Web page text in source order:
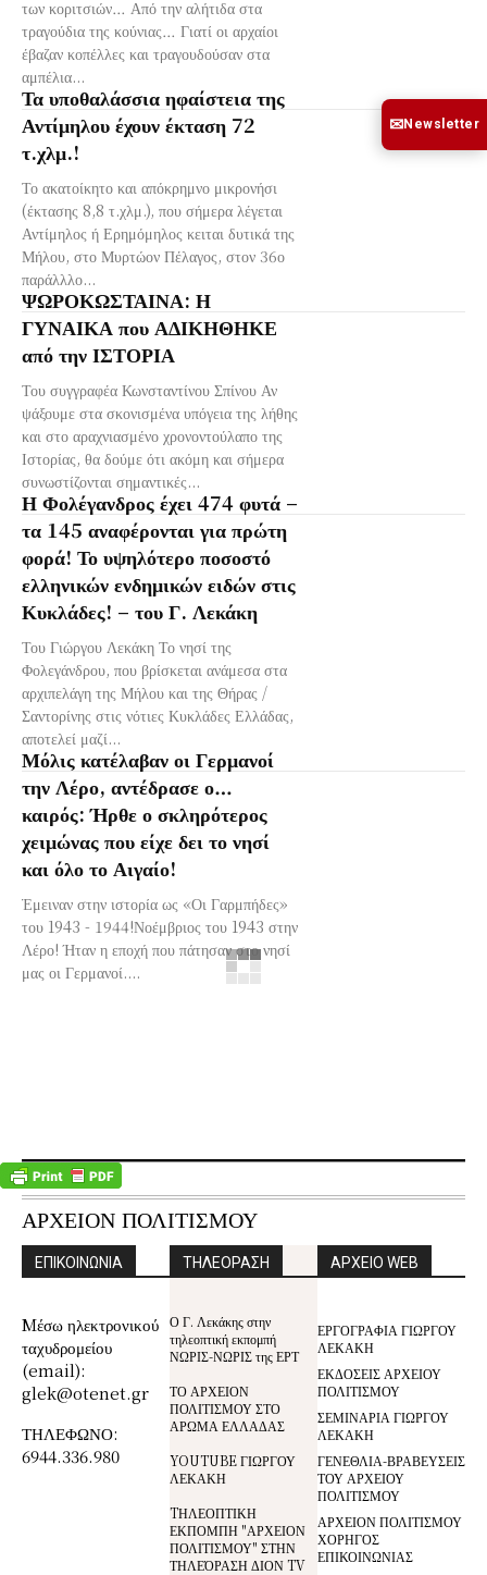
των κοριτσιών… Από την αλήτιδα στα
τραγούδια της κούνιας… Γιατί οι αρχαίοι
έβαζαν κοπέλλες και τραγουδούσαν στα
αμπέλια...
Τα υποθαλάσσια ηφαίστεια της
Αντίμηλου έχουν έκταση 72
τ.χλμ.!
Το ακατοίκητο και απόκρημνο μικρονήσι
(έκτασης 8,8 τ.χλμ.), που σήμερα λέγεται
Αντίμηλος ή Ερημόμηλος κειται δυτικά της
Μήλου, στο Μυρτώον Πέλαγος, στον 36ο
παράλλλο...
ΨΩΡΟΚΩΣΤΑΙΝΑ: Η
ΓΥΝΑΙΚΑ που ΑΔΙΚΗΘΗΚΕ
από την ΙΣΤΟΡΙΑ
Του συγγραφέα Κωνσταντίνου Σπίνου Αν
ψάξουμε στα σκονισμένα υπόγεια της λήθης
και στο αραχνιασμένο χρονοντούλαπο της
Ιστορίας, θα δούμε ότι ακόμη και σήμερα
συνωστίζονται σημαντικές...
Η Φολέγανδρος έχει 474 φυτά –
τα 145 αναφέρονται για πρώτη
φορά! Το υψηλότερο ποσοστό
ελληνικών ενδημικών ειδών στις
Κυκλάδες! – του Γ. Λεκάκη
Του Γιώργου Λεκάκη Το νησί της
Φολεγάνδρου, που βρίσκεται ανάμεσα στα
αρχιπελάγη της Μήλου και της Θήρας /
Σαντορίνης στις νότιες Κυκλάδες Ελλάδας,
αποτελεί μαζί...
Μόλις κατέλαβαν οι Γερμανοί
την Λέρο, αντέδρασε ο…
καιρός: Ήρθε ο σκληρότερος
χειμώνας που είχε δει το νησί
και όλο το Αιγαίο!
Έμειναν στην ιστορία ως «Οι Γαρμπήδες»
του 1943 - 1944!Νοέμβριος του 1943 στην
Λέρο! Ήταν η εποχή που πάτησαν στο νησί
μας οι Γερμανοί....
ΑΡΧΕΙΟΝ ΠΟΛΙΤΙΣΜΟΥ
ΕΠΙΚΟΙΝΩΝΙΑ
Mέσω ηλεκτρονικού
ταχυδρομείου
(email):
glek@otenet.gr
ΤΗΛΕΦΩΝΟ:
6944.336.980
ΤΗΛΕΟΡΑΣΗ
Ο Γ. Λεκάκης στην
τηλεοπτική εκπομπή
ΝΩΡΙΣ-ΝΩΡΙΣ της ΕΡΤ
ΤΟ ΑΡΧΕΙΟΝ
ΠΟΛΙΤΙΣΜΟΥ ΣΤΟ
ΑΡΩΜΑ ΕΛΛΑΔΑΣ
YOUTUBE ΓΙΩΡΓΟΥ
ΛΕΚΑΚΗ
TΗΛΕΟΠΤΙΚΗ
ΕΚΠΟΜΠΗ "ΑΡΧΕΙΟΝ
ΠΟΛΙΤΙΣΜΟΥ" ΣΤΗΝ
ΤΗΛΕΌΡΑΣΗ ΔΙΟΝ TV
ΑΡΧΕΙΟ WEB
ΕΡΓΟΓΡΑΦΙΑ ΓΙΩΡΓΟΥ
ΛΕΚΑΚΗ
ΕΚΔΟΣΕΙΣ ΑΡΧΕΙΟΥ
ΠΟΛΙΤΙΣΜΟΥ
ΣΕΜΙΝΑΡΙΑ ΓΙΩΡΓΟΥ
ΛΕΚΑΚΗ
ΓΕΝΕΘΛΙΑ-ΒΡΑΒΕΥΣΕΙΣ
ΤΟΥ ΑΡΧΕΙΟΥ
ΠΟΛΙΤΙΣΜΟΥ
ΑΡΧΕΙΟΝ ΠΟΛΙΤΙΣΜΟΥ
ΧΟΡΗΓΟΣ
ΕΠΙΚΟΙΝΩΝΙΑΣ
✉Newsletter